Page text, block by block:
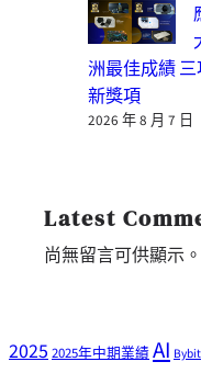
洲最佳成績
新獎項
2026 年 8 月 7 日
Latest
尚無留言可供顯示。
20252025年中期業績AI Bybit